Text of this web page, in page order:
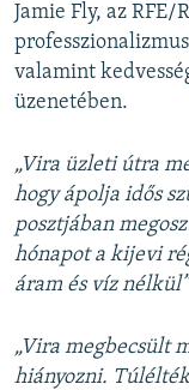
Jamie Fly, az
valamint
üzenetében.
„Vira üzleti útra
hogy ápolja idős
posztjában
hónapot a kijevi
áram és víz nélkül”
„Vira megbecsült
hiányozni.